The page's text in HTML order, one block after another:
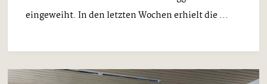
eingeweiht. In den letzten Wochen erhielt die ...